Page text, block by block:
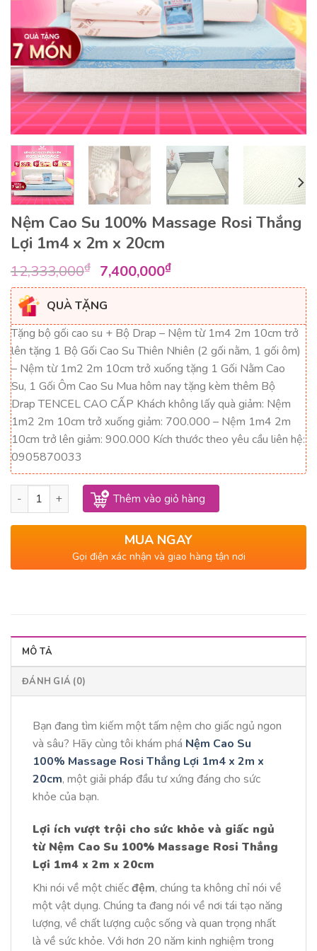
Nệm Cao Su 100% Massage Rosi Thắng
Lợi 1m4 x 2m x 20cm
12,333,000₫ Giá
gốc
là:
12,333,000₫.
7,400,000₫Giá
hiện
là:
7,400,000₫.
QUÀ TẶNG
Tặng bộ gối cao su + Bộ Drap – Nệm từ 1m4 2m 10cm trở
lên tặng 1 Bộ Gối Cao Su Thiên Nhiên (2 gối nằm, 1 gối ôm)
– Nệm từ 1m2 2m 10cm trở xuống tặng 1 Gối Nằm Cao
Su, 1 Gối Ôm Cao Su Mua hôm nay tặng kèm thêm Bộ
Drap TENCEL CAO CẤP Khách không lấy quà giảm: Nệm
1m2 2m 10cm trở xuống giảm: 700.000 – Nệm 1m4 2m
10cm trở lên giảm: 900.000 Kích thước theo yêu cầu liên hệ:
0905870033
Nệm Cao Su 100% Massage Rosi Thắng Lợi 1m4 x 2m x 20cm
Thêm vào giỏ hàng
MUA NGAY
Gọi điện xác nhận và giao hàng tận nơi
MÔ TẢ
ĐÁNH GIÁ (0)
Bạn đang tìm kiếm một tấm nệm cho giấc ngủ ngon
và sâu? Hãy cùng tôi khám phá Nệm Cao Su
100% Massage Rosi Thắng Lợi 1m4 x 2m x
20cm, một giải pháp đầu tư xứng đáng cho sức
khỏe của bạn.
Lợi ích vượt trội cho sức khỏe và giấc ngủ
từ Nệm Cao Su 100% Massage Rosi Thắng
Lợi 1m4 x 2m x 20cm
Khi nói về một chiếcđệm, chúng ta không chỉ nói về
một vật dụng. Chúng ta đang nói về nơi tái tạo năng
lượng, về chất lượng cuộc sống và quan trọng nhất
là về sức khỏe. Với hơn 20 năm kinh nghiệm trong